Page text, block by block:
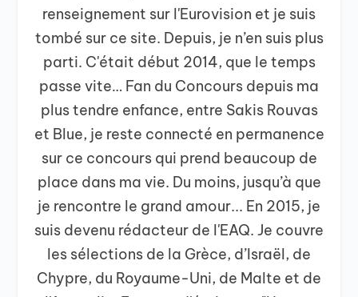
renseignement sur l'Eurovision et je suis
tombé sur ce site. Depuis, je n’en suis plus
parti. C'était début 2014, que le temps
passe vite… Fan du Concours depuis ma
plus tendre enfance, entre Sakis Rouvas
et Blue, je reste connecté en permanence
sur ce concours qui prend beaucoup de
place dans ma vie. Du moins, jusqu’à que
je rencontre le grand amour... En 2015, je
suis devenu rédacteur de l'EAQ. Je couvre
les sélections de la Grèce, d’Israël, de
Chypre, du Royaume-Uni, de Malte et de